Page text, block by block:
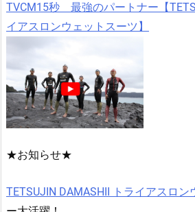
TVCM15秒 最強のパートナー【
イアスロンウェットスーツ】
★お知らせ★
TETSUJIN DAMASHII トライアスロン